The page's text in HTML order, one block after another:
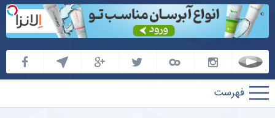
پارس
فوتبال